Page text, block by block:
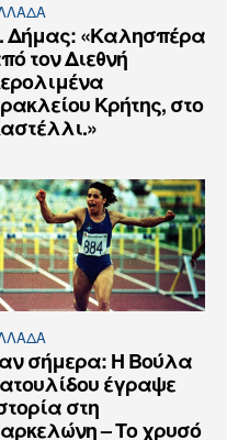
Δήμας: «Καλησπέρα
τον Διεθνή
Κρήτης, στο
σήμερα: Η Βούλα
έγραψε
στη
– Το χρυσό